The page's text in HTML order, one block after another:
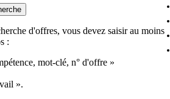
d'offres, vous devez saisir au moins
:
mot-clé, n° d'offre »
».